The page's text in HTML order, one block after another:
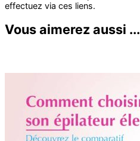
Vous aimerez aussi ...